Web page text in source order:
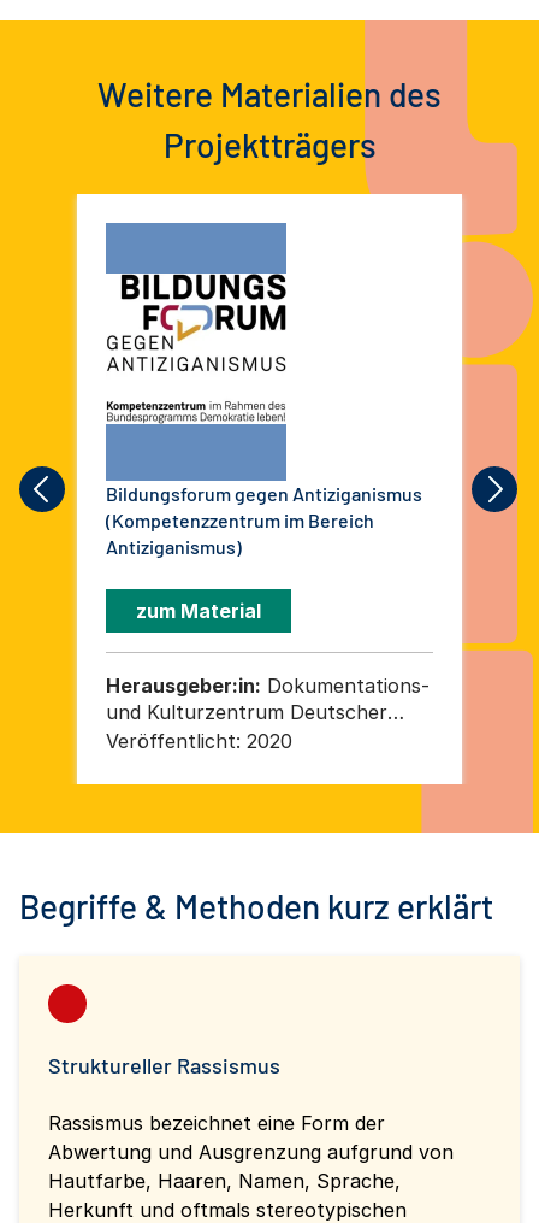
Weitere Materialien des
Projektträgers
Bildungsforum gegen Antiziganismus
(Kompetenzzentrum im Bereich
Antiziganismus)
zum Material
Herausgeber:in: Dokumentations-
und Kulturzentrum Deutscher
Sinti und Roma
Veröffentlicht: 2020
Begriffe & Methoden kurz erklärt
Struktureller Rassismus
Rassismus bezeichnet eine Form der
Abwertung und Ausgrenzung aufgrund von
Hautfarbe, Haaren, Namen, Sprache,
Herkunft und oftmals stereotypischen